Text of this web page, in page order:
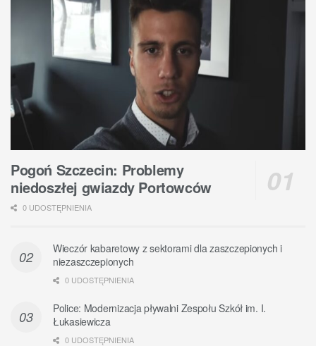
Pogoń Szczecin: Problemy
niedoszłej gwiazdy Portowców
0 UDOSTĘPNIENIA
Wieczór kabaretowy z sektorami dla zaszczepionych i
niezaszczepionych
0 UDOSTĘPNIENIA
Police: Modernizacja pływalni Zespołu Szkół im. I.
Łukasiewicza
0 UDOSTĘPNIENIA